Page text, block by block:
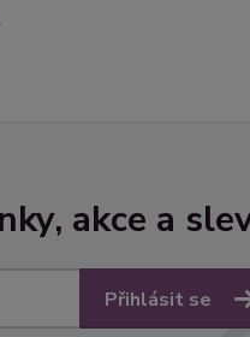
akce a
Přihlásit se